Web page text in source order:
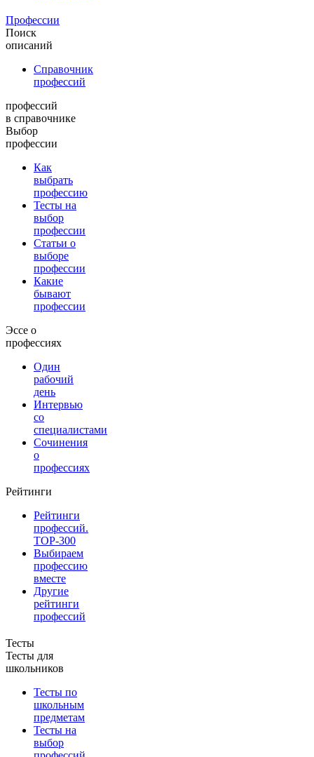
Профессии
Поиск
описаний
Справочник
профессий
профессий
в справочнике
Выбор
профессии
Как
выбрать
профессию
Тесты на
выбор
профессии
Статьи о
выборе
профессии
Какие
бывают
профессии
Эссе о
профессиях
Один
рабочий
день
Интервью
со
специалистами
Сочинения
о
профессиях
Рейтинги
Рейтинги
профессий.
TOP-300
Выбираем
профессию
вместе
Другие
рейтинги
профессий
Тесты
Тесты для
школьников
Тесты по
школьным
предметам
Тесты на
выбор